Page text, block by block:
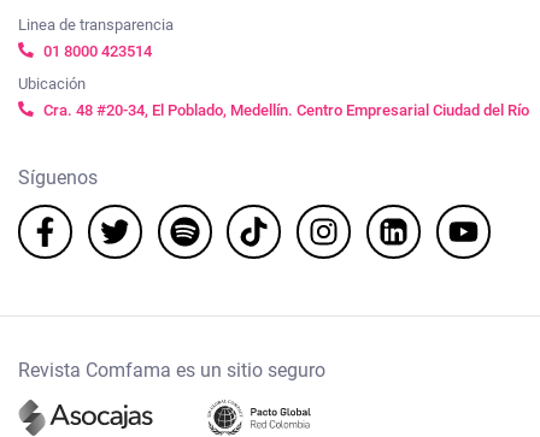
Linea de transparencia
01 8000 423514
Ubicación
Cra. 48 #20-34, El Poblado, Medellín. Centro Empresarial Ciudad del Río
Síguenos
Revista Comfama es un sitio seguro